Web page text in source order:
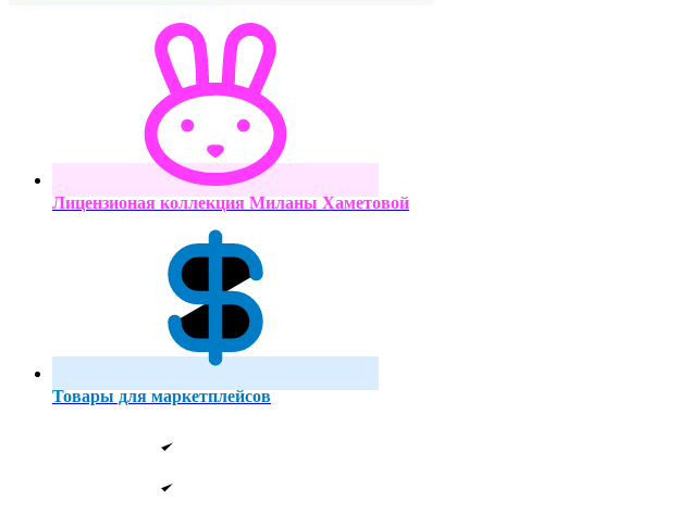
Лицензионая коллекция Миланы Хаметовой
Товары для маркетплейсов